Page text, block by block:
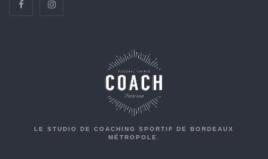
LE STUDIO DE COACHING SPORTIF DE BORDEAUX
MÉTROPOLE.